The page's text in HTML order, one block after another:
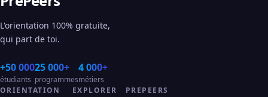
L'orientation 100% gratuite,
qui part de toi.
+50 000
étudiants
25 000+
programmes
4 000+
métiers
ORIENTATION
EXPLORER PREPEERS